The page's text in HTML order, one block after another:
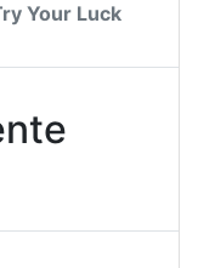
Your Luck